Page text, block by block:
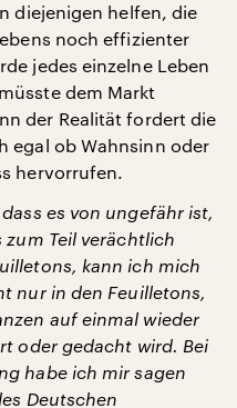
diejenigen helfen, die
noch effizienter
jedes einzelne Leben
dem Markt
der Realität fordert die
egal ob Wahnsinn oder
hervorrufen.
es von ungefähr ist,
zum Teil verächtlich
kann ich mich
nur in den Feuilletons,
auf einmal wieder
oder gedacht wird. Bei
habe ich mir sagen
Deutschen